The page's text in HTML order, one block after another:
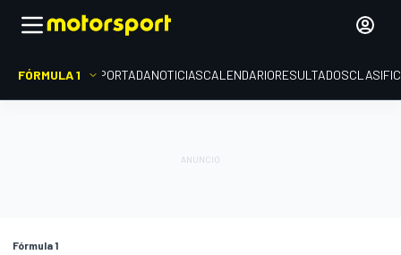
FÓRMULA 1 PORTADANOTICIASCALENDARIORESULTADOS
Fórmula 1